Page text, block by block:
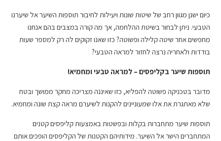
כיום ישנן מגוון רחב של שיטות שונות ויעילות לחיבור תוספות השיער אל שיערנו
הטבעי. ניתן לבחור בשיטת ההלחמה, אך מה קורה במצבים בהם אנחנו
מחפשים אחר שיטה קלילה ופשוטה? כזו שאנו זקוקים לה רק למספר שעות
בודדות ולאחריה נרצה לחזור למראה הטבעי?
תוספות שיער בקליפסים – למראה טבעי ומחמיא!
מדובר בטכניקה פשוטה להפליא, כזו שאיננה מצריכה מחקר ממושך ובטח
שלא מאתגרת את אלו שמעוניינים להקנות לשיערם מראה קצת שונה ומחמיא.
תוספות שיער מתחברות בקלות ובפשטות באמצעות קליפסים קטנים
המתחברים הישר אל השיער. מידותיהם הקטנות של הקליפסים הופכים אותם